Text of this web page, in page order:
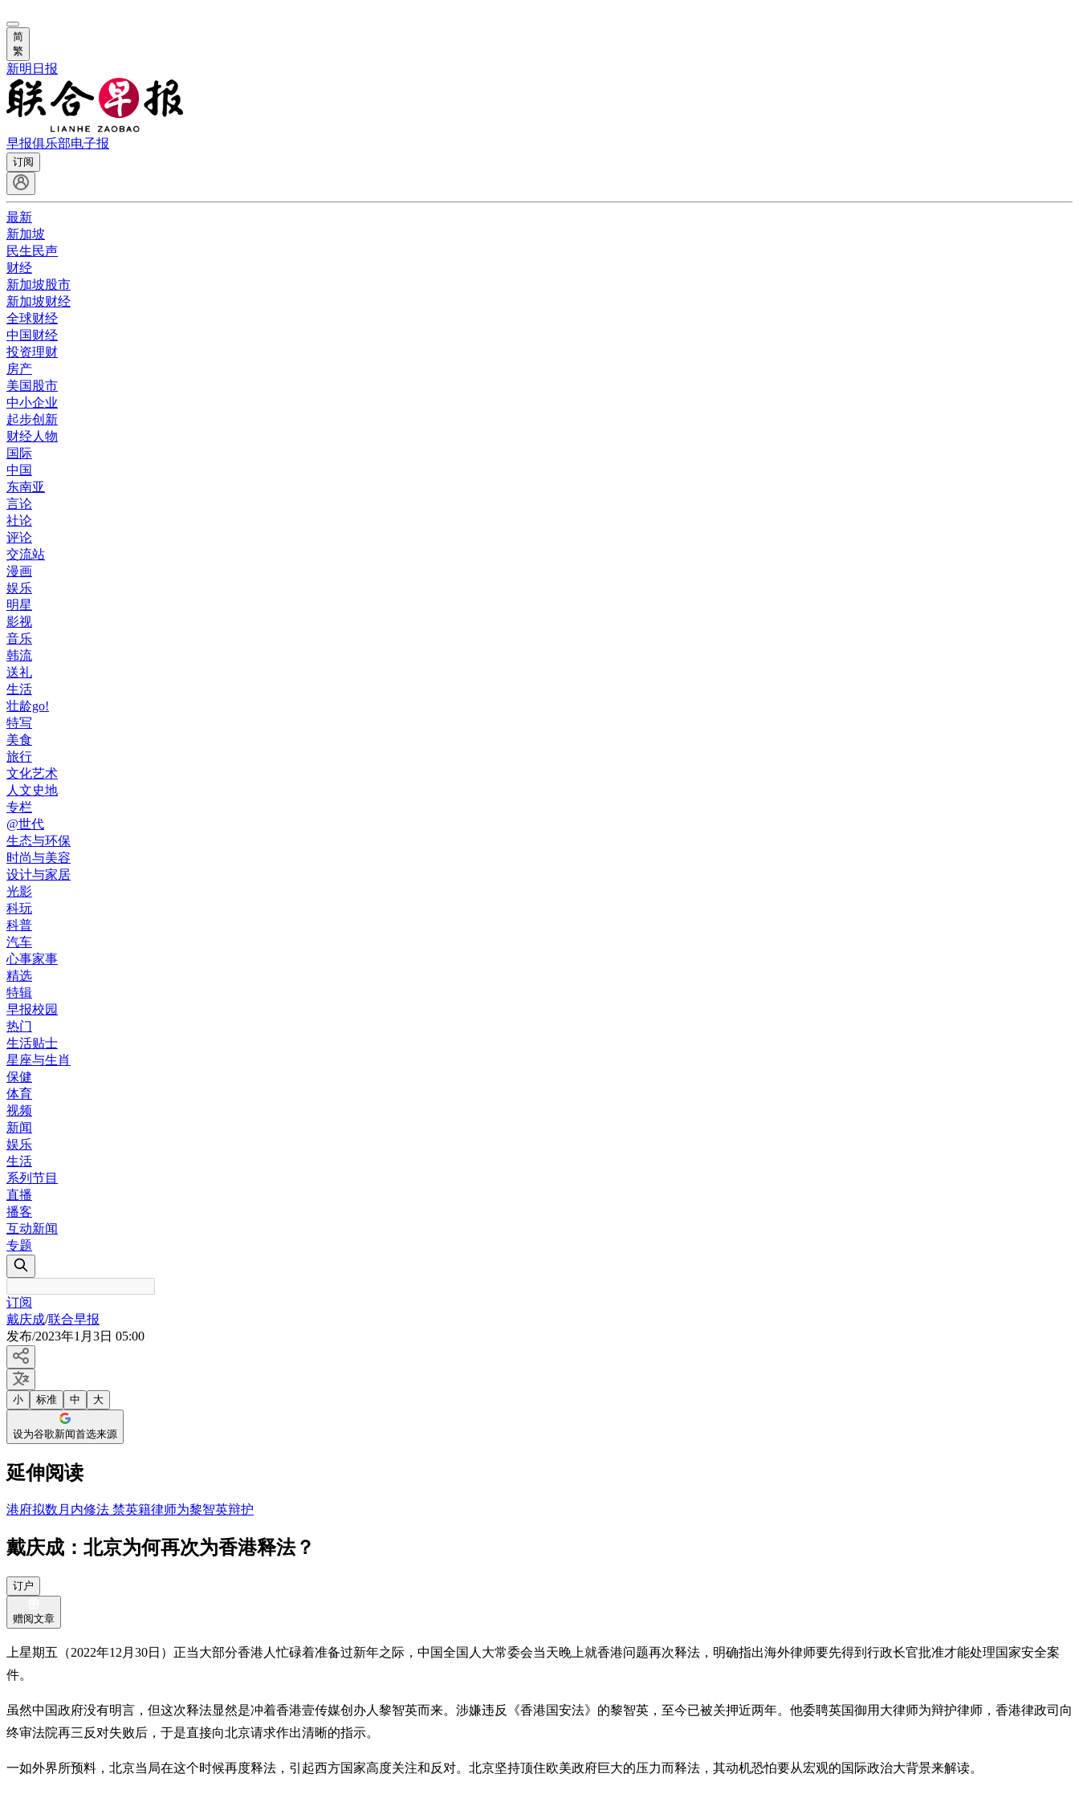
简
繁
新明日报
早报俱乐部电子报
订阅
最新
新加坡
民生民声
财经
新加坡股市
新加坡财经
全球财经
中国财经
投资理财
房产
美国股市
中小企业
起步创新
财经人物
国际
中国
东南亚
言论
社论
评论
交流站
漫画
娱乐
明星
影视
音乐
韩流
送礼
生活
壮龄go!
特写
美食
旅行
文化艺术
人文史地
专栏
@世代
生态与环保
时尚与美容
设计与家居
光影
科玩
科普
汽车
心事家事
精选
特辑
早报校园
热门
生活贴士
星座与生肖
保健
体育
视频
新闻
娱乐
生活
系列节目
直播
播客
互动新闻
专题
订阅
戴庆成/联合早报
发布/2023年1月3日 05:00
小 标准 中 大
设为谷歌新闻首选来源
延伸阅读
港府拟数月内修法 禁英籍律师为黎智英辩护
戴庆成：北京为何再次为香港释法？
订户
赠阅文章
上星期五（2022年12月30日）正当大部分香港人忙碌着准备过新年之际，中国全国人大常委会当天晚上就香港问题再次释法，明确指出海外律师要先得到行政长官批准才能处理国家安全案
件。
虽然中国政府没有明言，但这次释法显然是冲着香港壹传媒创办人黎智英而来。涉嫌违反《香港国安法》的黎智英，至今已被关押近两年。他委聘英国御用大律师为辩护律师，香港律政司向
终审法院再三反对失败后，于是直接向北京请求作出清晰的指示。
一如外界所预料，北京当局在这个时候再度释法，引起西方国家高度关注和反对。北京坚持顶住欧美政府巨大的压力而释法，其动机恐怕要从宏观的国际政治大背景来解读。